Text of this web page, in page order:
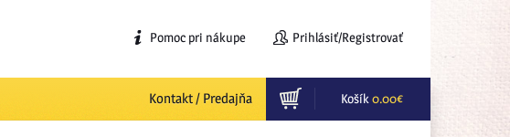
Pomoc pri nákupe Prihlásiť/Registrovať
Košík 0.00€
Kontakt / Predajňa